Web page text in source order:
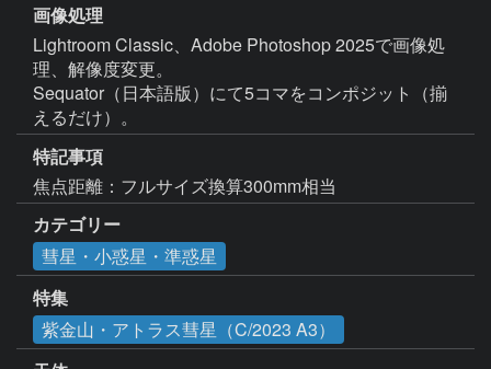
画像処理
Lightroom Classic、Adobe Photoshop 2025で画像処
理、解像度変更。
Sequator（日本語版）にて5コマをコンポジット（揃
えるだけ）。
特記事項
焦点距離：フルサイズ換算300mm相当
カテゴリー
彗星・小惑星・準惑星
特集
紫金山・アトラス彗星（C/2023 A3）